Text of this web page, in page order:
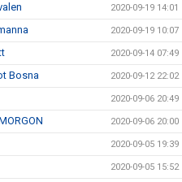
2020-09-19 14:01
2020-09-19 10:07
2020-09-14 07:49
Bosna 2020-09-12 22:02
2020-09-06 20:49
2020-09-06 20:00
2020-09-05 19:39
2020-09-05 15:52